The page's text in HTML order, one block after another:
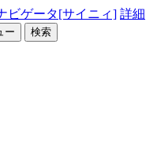
ビゲータ[サイニィ] 詳細
ー 検索